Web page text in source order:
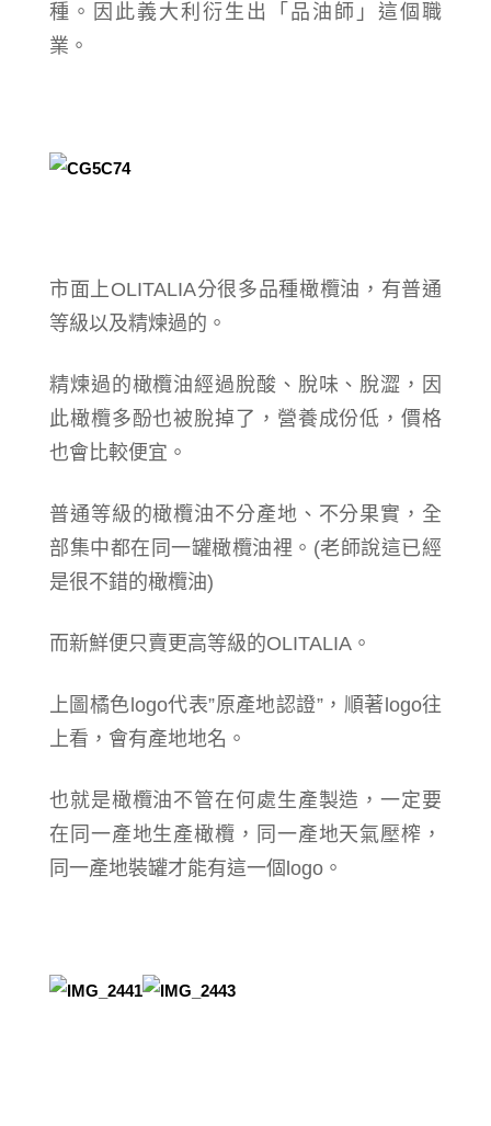
種。因此義大利衍生出「品油師」這個職
業。
市面上OLITALIA分很多品種橄欖油，有普通
等級以及精煉過的。
精煉過的橄欖油經過脫酸、脫味、脫澀，因
此橄欖多酚也被脫掉了，營養成份低，價格
也會比較便宜。
普通等級的橄欖油不分產地、不分果實，全
部集中都在同一罐橄欖油裡。(老師說這已經
是很不錯的橄欖油)
而新鮮便只賣更高等級的OLITALIA。
上圖橘色logo代表”原產地認證”，順著logo往
上看，會有產地地名。
也就是橄欖油不管在何處生產製造，一定要
在同一產地生產橄欖，同一產地天氣壓榨，
同一產地裝罐才能有這一個logo。